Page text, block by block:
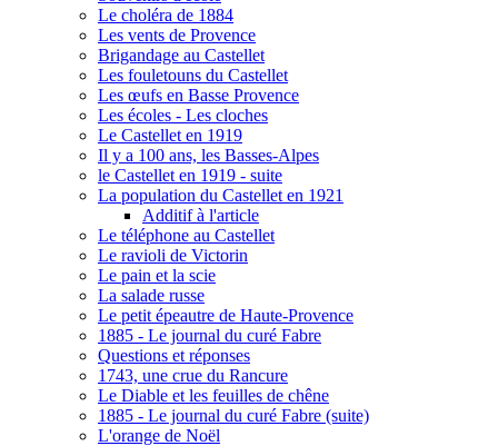
Le choléra de 1884
Les vents de Provence
Brigandage au Castellet
Les fouletouns du Castellet
Les œufs en Basse Provence
Les écoles - Les cloches
Le Castellet en 1919
Il y a 100 ans, les Basses-Alpes
le Castellet en 1919 - suite
La population du Castellet en 1921
Additif à l'article
Le téléphone au Castellet
Le ravioli de Victorin
Le pain et la scie
La salade russe
Le petit épeautre de Haute-Provence
1885 - Le journal du curé Fabre
Questions et réponses
1743, une crue du Rancure
Le Diable et les feuilles de chêne
1885 - Le journal du curé Fabre (suite)
L'orange de Noël